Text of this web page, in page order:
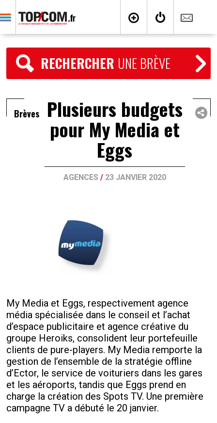
RECHERCHER UNE BRÈVE
Brèves Plusieurs budgets
pour My Media et
Eggs
AGENCES / 23 JANVIER 2020
My Media et Eggs, respectivement agence
média spécialisée dans le conseil et l’achat
d’espace publicitaire et agence créative du
groupe Heroiks, consolident leur portefeuille
clients de pure-players. My Media remporte la
gestion de l’ensemble de la stratégie offline
d’Ector, le service de voituriers dans les gares
et les aéroports, tandis que Eggs prend en
charge la création des Spots TV. Une première
campagne TV a débuté le 20 janvier.